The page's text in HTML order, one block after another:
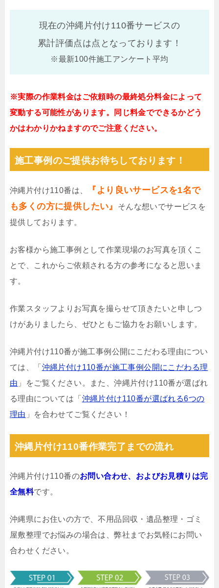
現在の沖縄片付け110番サービスの
累計評価点は点となっております！
※最新100件施工アンケート平均
※実際の作業料金はご依頼時の最終処分料金によって
変動する可能性があります。同じ料金でできるかどう
かはわかりかねますのでご注意ください。
施工事例のご提供お待ちしております！
沖縄片付け110番は、
『より良いサービスを1名で
も多くの方に提供したい』
そんな想いでサービスを
提供しております。
お客様から施工事例として作業現場のお写真を頂くこ
とで、これからご依頼される方の参考になると思いま
す。
作業スタッフよりお写真を撮らせて頂きたいと申しつ
けがありましたら、ぜひともご協力をお願いします。
沖縄片付け110番が施工事例公開にこだわる理由につい
ては、「 沖縄片付け110番が施工事例公開にこだわる理
由 」をご覧ください。また、沖縄片付け110番が選ばれ
る理由については「 沖縄片付け110番が選ばれる6つの
理由 」を合わせてご覧ください！
沖縄片付け110番作業完了までの流れ
沖縄片付け110番のお問い合わせ、およびお見積りは完
全無料です。
沖縄県にお住いの方で、不用品回収・遺品整理・ゴミ
屋敷整理でお悩みの場合は、弊社までお気軽にお問い
合わせください。